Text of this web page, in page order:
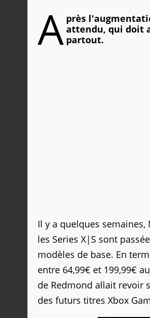
A près
attendu, qui doit
partout.
Il y a quelques
les Series X|S sont
modèles de base. En
entre 64,99€ et 199,99€
de Redmond allait revoir
des futurs titres Xbox